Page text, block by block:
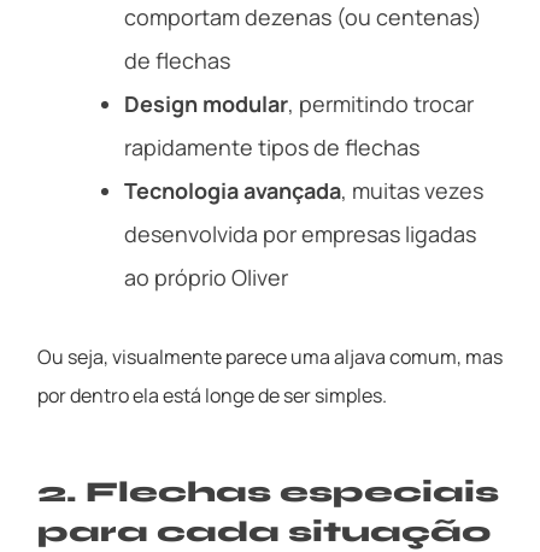
comportam dezenas (ou centenas)
de flechas
Design modular, permitindo trocar
rapidamente tipos de flechas
Tecnologia avançada, muitas vezes
desenvolvida por empresas ligadas
ao próprio Oliver
Ou seja, visualmente parece uma aljava comum, mas
por dentro ela está longe de ser simples.
2. Flechas especiais
para cada situação